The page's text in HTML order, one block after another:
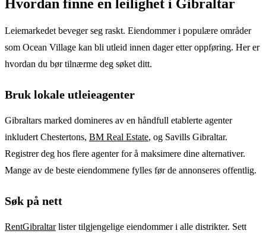
Hvordan finne en leilighet i Gibraltar
Leiemarkedet beveger seg raskt. Eiendommer i populære områder
som Ocean Village kan bli utleid innen dager etter oppføring. Her er
hvordan du bør tilnærme deg søket ditt.
Bruk lokale utleieagenter
Gibraltars marked domineres av en håndfull etablerte agenter
inkludert Chestertons, BM Real Estate, og Savills Gibraltar.
Registrer deg hos flere agenter for å maksimere dine alternativer.
Mange av de beste eiendommene fylles før de annonseres offentlig.
Søk på nett
RentGibraltarlister tilgjengelige eiendommer i alle distrikter. Sett